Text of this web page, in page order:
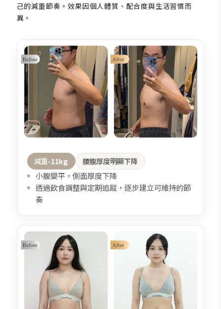
己的減重節奏。效果因個人體質、配合度與生活習慣而
異。
減重-11kg 腰腹厚度明顯下降
小腹變平，側面厚度下降
透過飲食調整與定期追蹤，逐步建立可維持的節
奏